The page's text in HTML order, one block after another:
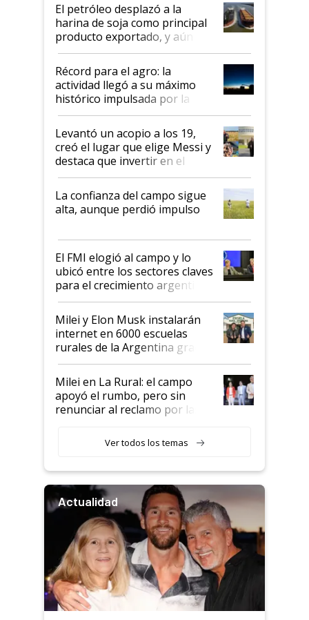
El petróleo desplazó a la
harina de soja como principal
producto exportado, y aún así
el agro aportó casi seis de cada
diez dólares y sostuvo el
liderazgo en un semestre
récord
Récord para el agro: la
actividad llegó a su máximo
histórico impulsada por la
cosecha y las exportaciones
Levantó un acopio a los 19,
creó el lugar que elige Messi y
destaca que invertir en el
kirchnerismo era como "darle
plata a un hijo para droga":
Juan Félix Rossetti, el libertario
que de una dura crisis salió
de Milei
La confianza del campo sigue
alta, aunque perdió impulso
El FMI elogió al campo y lo
ubicó entre los sectores claves
para el crecimiento argentino
Milei y Elon Musk instalarán
internet en 6000 escuelas
rurales de la Argentina gracias
a un acuerdo con Starlink
Milei en La Rural: el campo
apoyó el rumbo, pero sin
renunciar al reclamo por las
Ver todos los temas
Actualidad